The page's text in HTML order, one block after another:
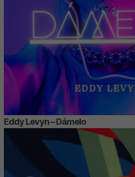
Eddy Levyn – Dámelo